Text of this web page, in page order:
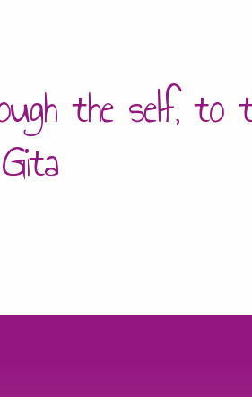
the self, to